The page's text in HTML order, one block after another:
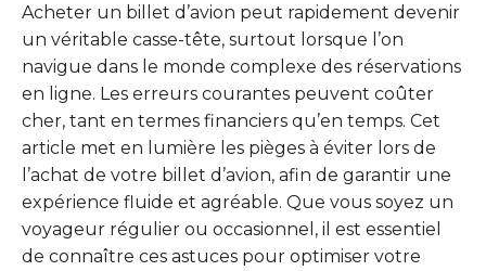
Acheter un billet d’avion peut rapidement devenir
un véritable casse-tête, surtout lorsque l’on
navigue dans le monde complexe des réservations
en ligne. Les erreurs courantes peuvent coûter
cher, tant en termes financiers qu’en temps. Cet
article met en lumière les pièges à éviter lors de
l’achat de votre billet d’avion, afin de garantir une
expérience fluide et agréable. Que vous soyez un
voyageur régulier ou occasionnel, il est essentiel
de connaître ces astuces pour optimiser votre